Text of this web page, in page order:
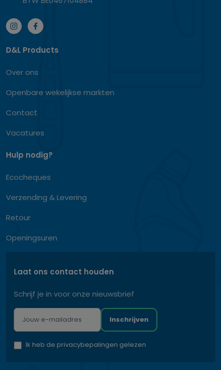
D&L Products
Over ons
Openbare wekelijkse markten
Contact
Vacatures
Hulp nodig?
Ecocheques
Verzending & Levering
Retour
Openingsuren
Laat ons contact houden
Schrijf je in voor onze nieuwsbrief
Inschrijven
Ik heb de privacybepalingen gelezen